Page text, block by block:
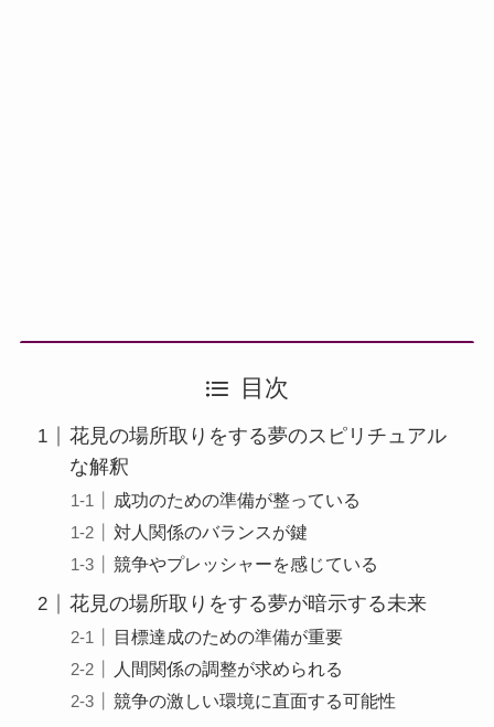
目次
花見の場所取りをする夢のスピリチュアル
な解釈
成功のための準備が整っている
対人関係のバランスが鍵
競争やプレッシャーを感じている
花見の場所取りをする夢が暗示する未来
目標達成のための準備が重要
人間関係の調整が求められる
競争の激しい環境に直面する可能性